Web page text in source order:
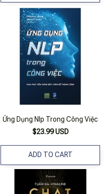
Ứng Dụng Nlp Trong Công Việc
$23.99 USD
ADD TO CART